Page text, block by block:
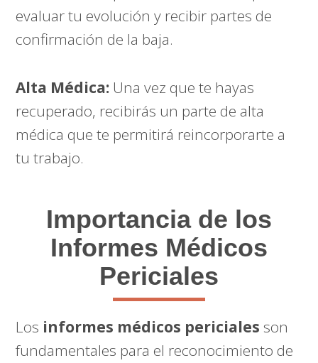
evaluar tu evolución y recibir partes de
confirmación de la baja.
Alta Médica: Una vez que te hayas
recuperado, recibirás un parte de alta
médica que te permitirá reincorporarte a
tu trabajo.
Importancia de los
Informes Médicos
Periciales
Los informes médicos periciales son
fundamentales para el reconocimiento de